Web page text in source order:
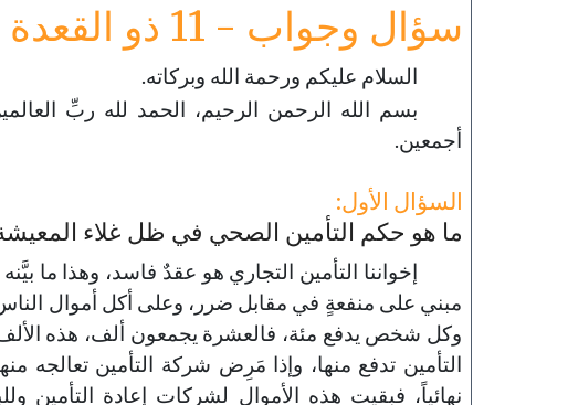
سؤال وجواب - 11 ذو القعدة 1446
السلام عليكم ورحمة الله وبركاته.
بسم الله الرحمن الرحيم، الحمد لله ربِّ
أجمعين.
السؤال الأول:
ما هو حكم التأمين الصحي في ظل غلاء المعيشة
إخواننا التأمين التجاري هو عقدٌ فاسد، وهذا ما
مبني على منفعةٍ في مقابل ضرر، وعلى أكل أموال
وكل شخص يدفع مئة، فالعشرة يجمعون ألف، هذه
التأمين تدفع منها، وإذا مَرِض شركة التأمين تعالجه
نهائياً، فبقيت هذه الأموال لشركات إعادة